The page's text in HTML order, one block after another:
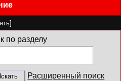
по разделу
Расширенный поиск